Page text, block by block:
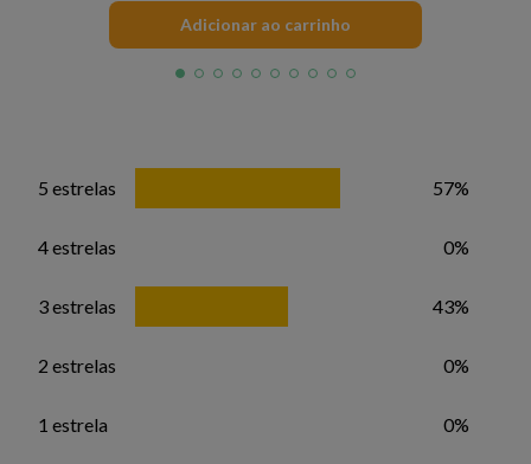
Adicionar ao carrinho
5 estrelas 57%
4 estrelas 0%
3 estrelas 43%
2 estrelas 0%
1 estrela 0%